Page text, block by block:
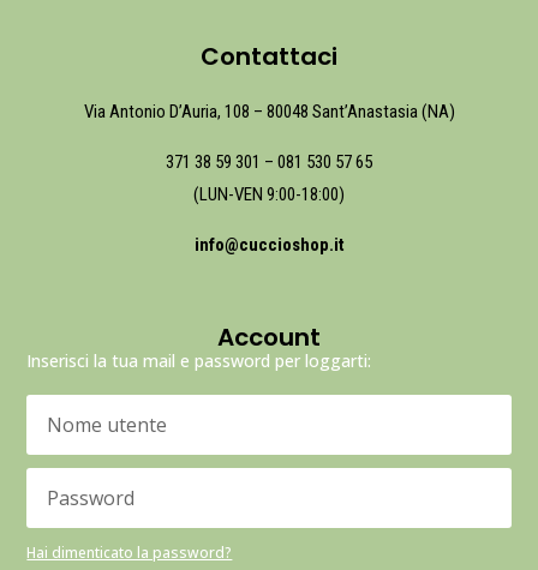
Contattaci
Via Antonio D’Auria, 108 – 80048 Sant’Anastasia (NA)
371 38 59 301 – 081 530 57 65
(LUN-VEN 9:00-18:00)
info@cuccioshop.it
Account
Inserisci la tua mail e password per loggarti:
Hai dimenticato la password?